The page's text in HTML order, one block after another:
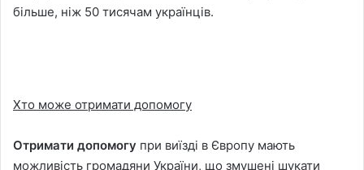
більше, ніж 50 тисячам українців.
Хто може отримати допомогу
Отримати допомогу при виїзді в Європу мають
можливість громадяни України, що змушені шукати